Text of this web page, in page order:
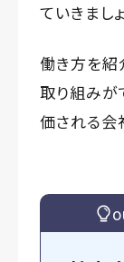
ていきましょ
働き方を紹
取り組みが
価される会